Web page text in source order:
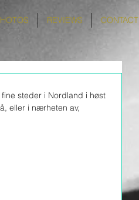
REVIEWS CONTACT
steder i Nordland i høst
eller i nærheten av,